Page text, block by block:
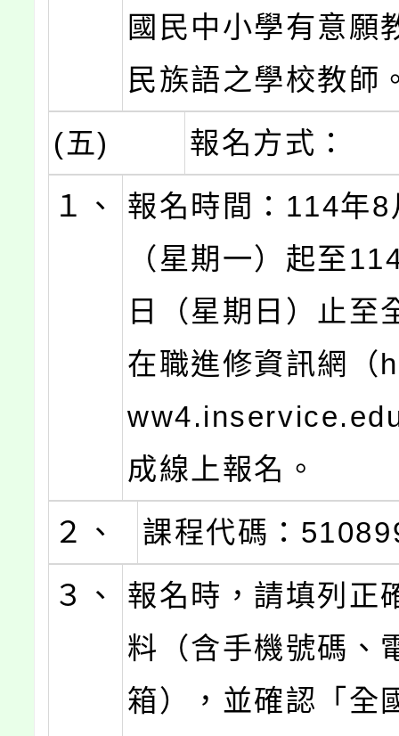
國民中小學有意願
民族語之學校教師
(五)
報名方式：
１、
報名時間：114年
（星期一）起至
日（星期日）止至
在職進修資訊網（
成線上報名。
２、
課程代碼：
３、
報名時，請填列正
料（含手機號碼、
箱），並確認「全